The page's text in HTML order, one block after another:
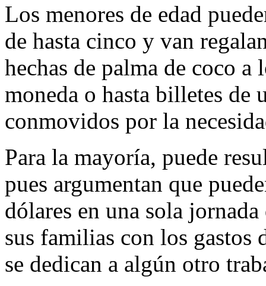
Los menores de edad
de hasta cinco y van
hechas de palma de coco a
moneda o hasta billetes de
conmovidos por la
Para la mayoría, puede
pues argumentan que
dólares en una sola
sus familias con los gastos
se dedican a algún otro